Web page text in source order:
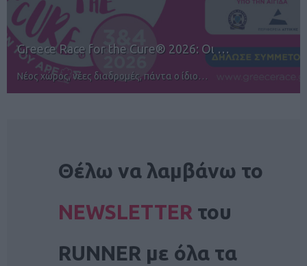
12ος TUI Rhodes Marathon: Άνοιγμα ε…
Αγώνες για όλους στην Ρόδο
Θέλω να λαμβάνω το
NEWSLETTER του
RUNNER με όλα τα